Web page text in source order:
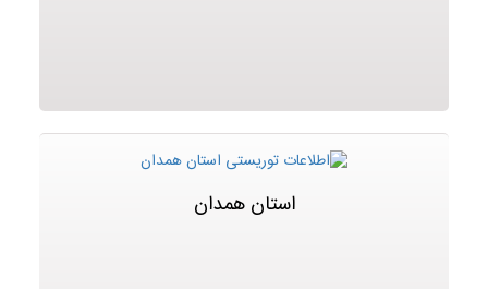
استان همدان